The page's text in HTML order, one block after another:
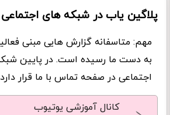
پلاگین یاب در شبکه های اجتماعی
مهم: متاسفانه گزارش هایی مبنی
به دست ما رسیده است. در پایین
اجتماعی در صفحه تماس با ما قرار
کانال آموزشی یوتیوب